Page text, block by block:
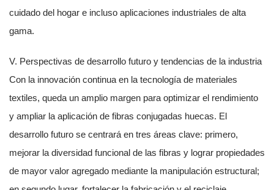
cuidado del hogar e incluso aplicaciones industriales de alta
gama.
V. Perspectivas de desarrollo futuro y tendencias de la industria
Con la innovación continua en la tecnología de materiales
textiles, queda un amplio margen para optimizar el rendimiento
y ampliar la aplicación de fibras conjugadas huecas. El
desarrollo futuro se centrará en tres áreas clave: primero,
mejorar la diversidad funcional de las fibras y lograr propiedades
de mayor valor agregado mediante la manipulación estructural;